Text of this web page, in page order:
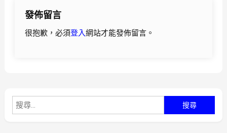
發佈留言
很抱歉，必須登入網站才能發佈留言。
尋